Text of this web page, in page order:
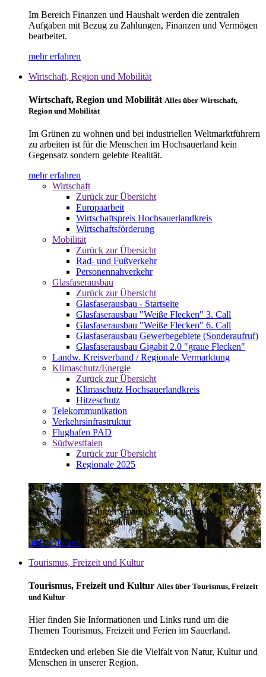
Im Bereich Finanzen und Haushalt werden die zentralen
Aufgaben mit Bezug zu Zahlungen, Finanzen und Vermögen
bearbeitet.
mehr erfahren
Wirtschaft, Region und Mobilität
Wirtschaft, Region und Mobilität Alles über Wirtschaft,
Region und Mobilität
Im Grünen zu wohnen und bei industriellen Weltmarktführern
zu arbeiten ist für die Menschen im Hochsauerland kein
Gegensatz sondern gelebte Realität.
mehr erfahren
Wirtschaft
Zurück zur Übersicht
Europaarbeit
Wirtschaftspreis Hochsauerlandkreis
Wirtschaftsförderung
Mobilität
Zurück zur Übersicht
Rad- und Fußverkehr
Personennahverkehr
Glasfaserausbau
Zurück zur Übersicht
Glasfaserausbau - Startseite
Glasfaserausbau "Weiße Flecken" 3. Call
Glasfaserausbau "Weiße Flecken" 6. Call
Glasfaserausbau Gewerbegebiete (Sonderaufruf)
Glasfaserausbau Gigabit 2.0 "graue Flecken"
Landw. Kreisverband / Regionale Vermarktung
Klimaschutz/Energie
Zurück zur Übersicht
Klimaschutz Hochsauerlandkreis
Hitzeschutz
Telekommunikation
Verkehrsinfrastruktur
Flughafen PAD
Südwestfalen
Zurück zur Übersicht
Regionale 2025
E-Ticket
Das E-Ticket auf Ihrem Smartphone mit der mobil info App -
einfach - schnell - bargeldlos
mehr erfahren
Tourismus, Freizeit und Kultur
Tourismus, Freizeit und Kultur Alles über Tourismus, Freizeit
und Kultur
Hier finden Sie Informationen und Links rund um die
Themen Tourismus, Freizeit und Ferien im Sauerland.
Entdecken und erleben Sie die Vielfalt von Natur, Kultur und
Menschen in unserer Region.